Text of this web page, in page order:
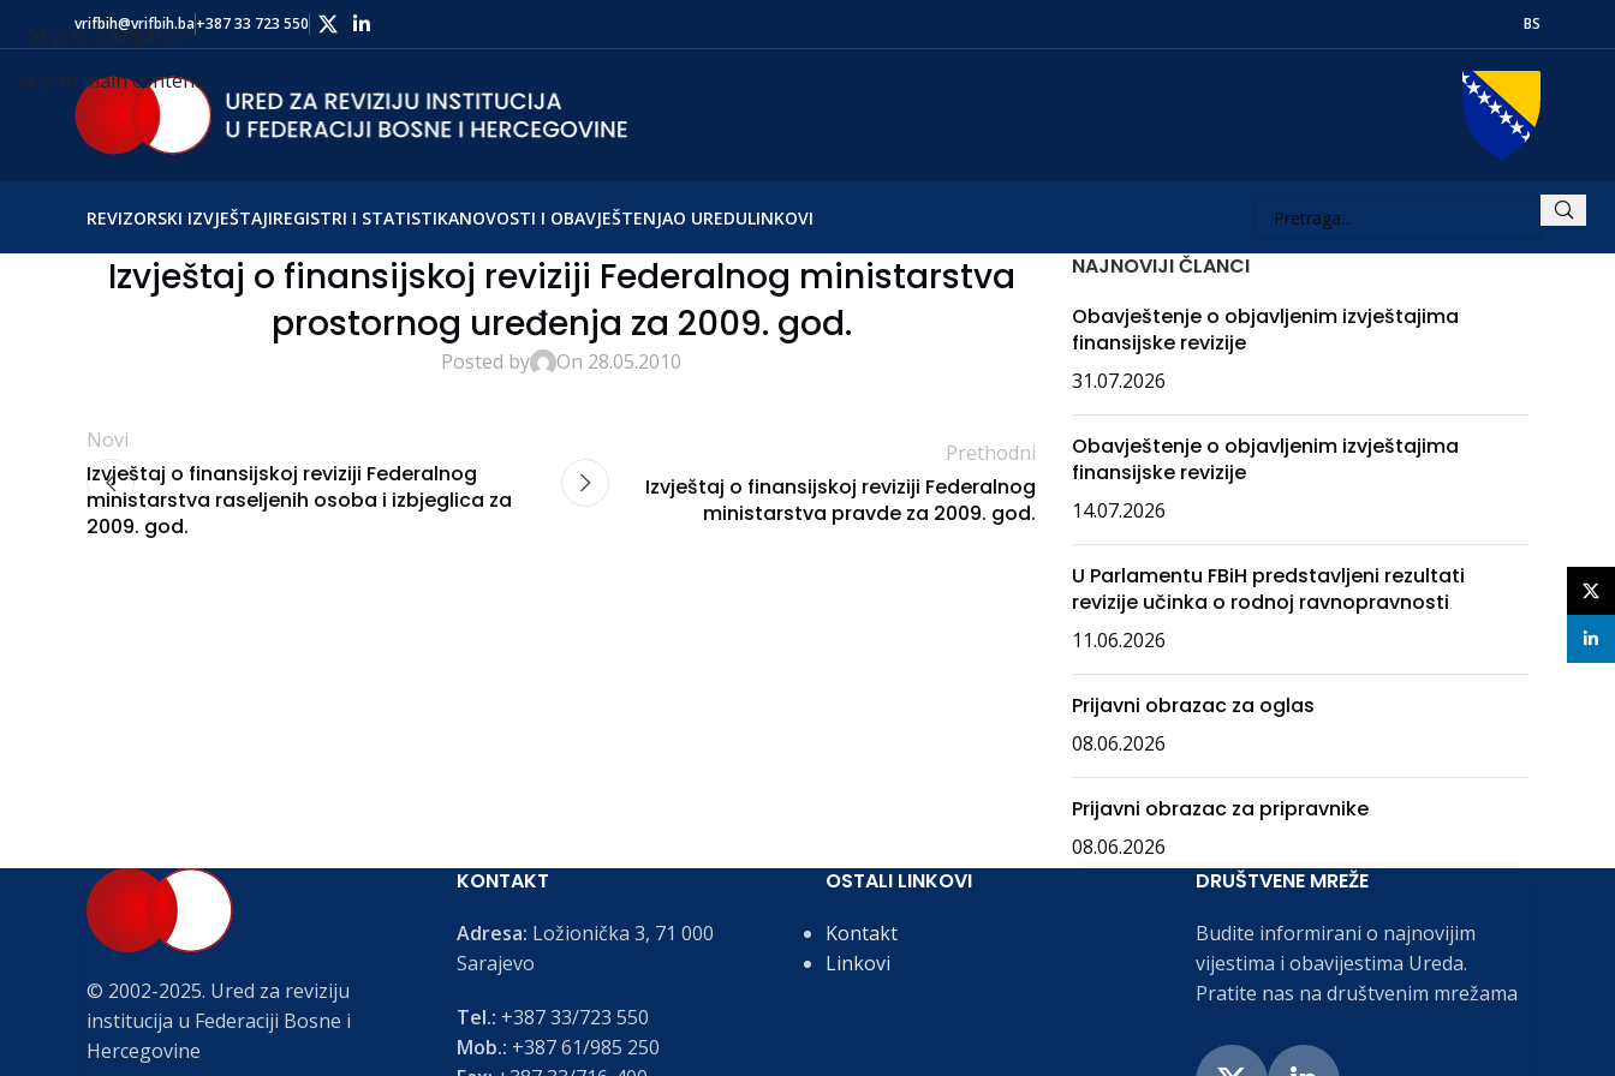
Skip to navigation
Skip to main content
vrifbih@vrifbih.ba+387 33 723 550 BS
REVIZORSKI IZVJEŠTAJIREGISTRI I STATISTIKANOVOSTI I OBAVJEŠTENJAO UREDULINKOVI
Izvještaj o finansijskoj reviziji Federalnog ministarstva
prostornog uređenja za 2009. god.
Posted by On 28.05.2010
Novi
Izvještaj o finansijskoj reviziji Federalnog
ministarstva raseljenih osoba i izbjeglica za
2009. god.
Prethodni
Izvještaj o finansijskoj reviziji Federalnog
ministarstva pravde za 2009. god.
NAJNOVIJI ČLANCI
Obavještenje o objavljenim izvještajima
finansijske revizije
31.07.2026
Obavještenje o objavljenim izvještajima
finansijske revizije
14.07.2026
U Parlamentu FBiH predstavljeni rezultati
revizije učinka o rodnoj ravnopravnosti
11.06.2026
Prijavni obrazac za oglas
08.06.2026
Prijavni obrazac za pripravnike
08.06.2026
© 2002-2025. Ured za reviziju
institucija u Federaciji Bosne i
Hercegovine
KONTAKT
Adresa: Ložionička 3, 71 000
Sarajevo
Tel.: +387 33/723 550
Mob.: +387 61/985 250
OSTALI LINKOVI
Kontakt
Linkovi
DRUŠTVENE MREŽE
Budite informirani o najnovijim
vijestima i obavijestima Ureda.
Pratite nas na društvenim mrežama